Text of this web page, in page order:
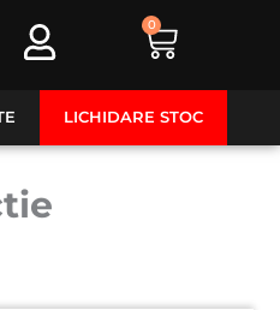
0
Cart
LICHIDARE STOC